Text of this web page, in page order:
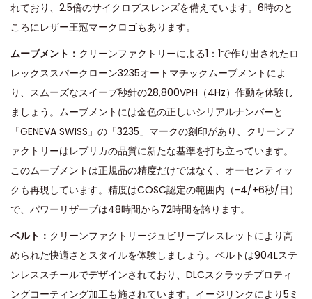
れており、2.5倍のサイクロプスレンズを備えています。6時のと
ころにレザー王冠マークロゴもあります。
ムーブメント： クリーンファクトリーによる1：1で作り出されたロ
レックススパークローン3235オートマチックムーブメントによ
り、スムーズなスイープ秒針の28,800VPH（4Hz）作動を体験し
ましょう。ムーブメントには金色の正しいシリアルナンバーと
「GENEVA SWISS」の「3235」マークの刻印があり、クリーンフ
ァクトリーはレプリカの品質に新たな基準を打ち立っています。
このムーブメントは正規品の精度だけではなく、オーセンティッ
クも再現しています。精度はCOSC認定の範囲内（-4/+6秒/日）
で、パワーリザーブは48時間から72時間を誇ります。
ベルト： クリーンファクトリージュビリーブレスレットにより高
められた快適さとスタイルを体験しましょう。ベルトは904Lステ
ンレススチールでデザインされており、DLCスクラッチプロティ
ングコーティング加工も施されています。イージリンクにより5ミ